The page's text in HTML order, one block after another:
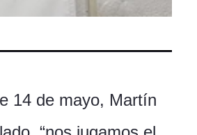
14 de mayo, Martín